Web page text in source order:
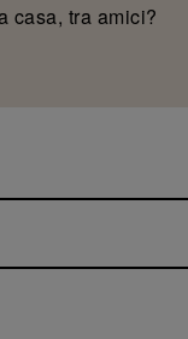
casa, tra amici?